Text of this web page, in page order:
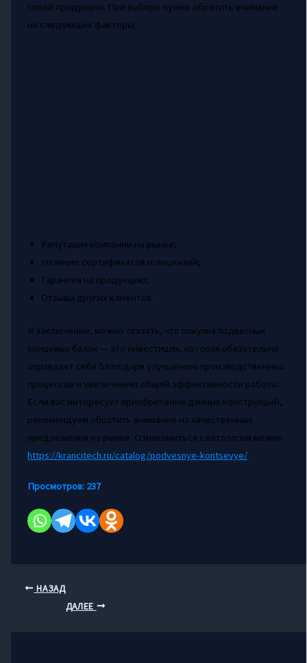
своей продукции. При выборе нужно обратить внимание
на следующие факторы:
Репутация компании на рынке;
Наличие сертификатов и лицензий;
Гарантия на продукцию;
Отзывы других клиентов.
В заключение, можно сказать, что покупка подвесных
концевых балок — это инвестиция, которая обязательно
оправдает себя благодаря улучшению производственных
процессов и увеличению общей эффективности работы.
Если вас интересует приобретение данных конструкций,
рекомендуем обратить внимание на качественные
предложения на рынке. Ознакомиться с каталогом можно
https://krancitech.ru/catalog/podvesnye-kontsevye/.
Просмотров: 237
НАЗАД
ДАЛЕЕ